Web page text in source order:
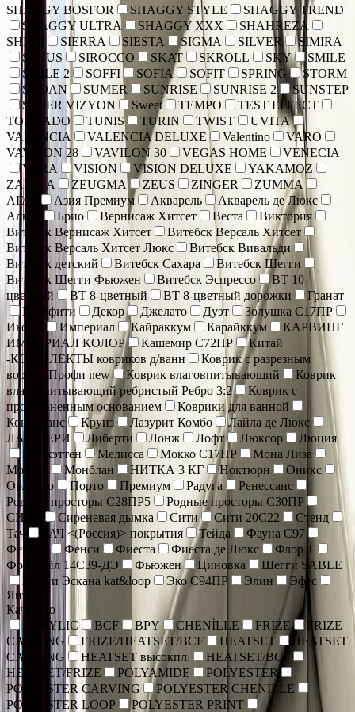
SHAGGY BOSFOR
SHAGGY STYLE
SHAGGY TREND
SHAGGY ULTRA
SHAGGY XXX
SHAHREZA
SHINE
SIERRA SIESTA SIGMA SILVER
SIMIRA
SIRIUS
SIROCCO SKAT SKROLL SKY
SMILE
SMILE 2
SOFFI SOFIA SOFIT SPRING
STORM
SUDAN
SUMER SUNRISE SUNRISE 2
SUNSTEP
SUPER VIZYON
Sweet TEMPO
TEST EFFECT
TORNADO
TUNIS TURIN TWIST
UVITA
VALENCIA
VALENCIA DELUXE Valentino
VARO
VAVILON 28
VAVILON 30 VEGAS HOME
VENECIA
VERA
VISION VISION DELUXE
YAKAMOZ
ZARINA
ZEUGMA ZEUS ZINGER
ZUMMA
АГАТ
Азия Премиум Акварель
Акварель де Люкс
Альфа
Брио Вернисаж Хитсет Веста
Виктория
Витебск Вернисаж Хитсет
Витебск Версаль Хитсет
Витебск Версаль Хитсет Люкс
Витебск Вивальди
Витебск детский
Витебск Сахара
Витебск Шегги
Витебск Шегги Фьюжен
Витебск Эспрессо
ВТ 10-
цветный
ВТ 8-цветный ВТ 8-цветный дорожки
Гранат
Граффити
Декор Джелато Дуэт
Золушка С17ПР
Иконы
Империал Кайраккум Карайккум
КАРВИНГ
ИМПЕРИАЛ КОЛОР
Кашемир С72ПР
Китай
-КОМПЛЕКТЫ ковриков д/ванн
Коврик c разрезным
ворсом Профи new
Коврик влаговпитывающий
Коврик
влаговпитывающий ребристый Ребро 3:2
Коврик с
прорезиненным основанием
Коврики для ванной
Консонанс
Круиз Лазурит Комбо
Лайла де Люкс
ЛАКШЕРИ
Либерти Лонж Лофт Люксор
Люция
Манхэттен
Мелисса Мокко С17ПР
Мона Лиза
Монако
Монблан НИТКА 3 КГ Ноктюрн
Оникс
Орландо
Порто Премиум Радуга
Ренессанс
Родные просторы С28ПР5
Родные просторы С30ПР
СИЛК
Сиреневая дымка Сити Сити 20С22
Стенд
Тач
ТАЧ <(Россия)> покрытия Тейда
Фауна С97
Феникс
Фенси Фиеста Фиеста де Люкс
Флор Т
Фристайл 14С39-ДЭ
Фьюжен Циновка
Шегги SABLE
Шегги Эскана kat&loop
Эко С94ПР Элин
Эфес
Янтарь
Качество
ACRYLIC
BCF BPY CHENİLLE FRIZE
FRIZE
CARVING
FRIZE/HEATSET/BCF HEATSET
HEATSET
CARVING
HEATSET высокпл.
HEATSET/BCF
HEATSET/FRIZE
POLYAMIDE
POLYESTER
POLYESTER CARVING
POLYESTER CHENILLE
POLYESTER LOOP
POLYESTER PRINT